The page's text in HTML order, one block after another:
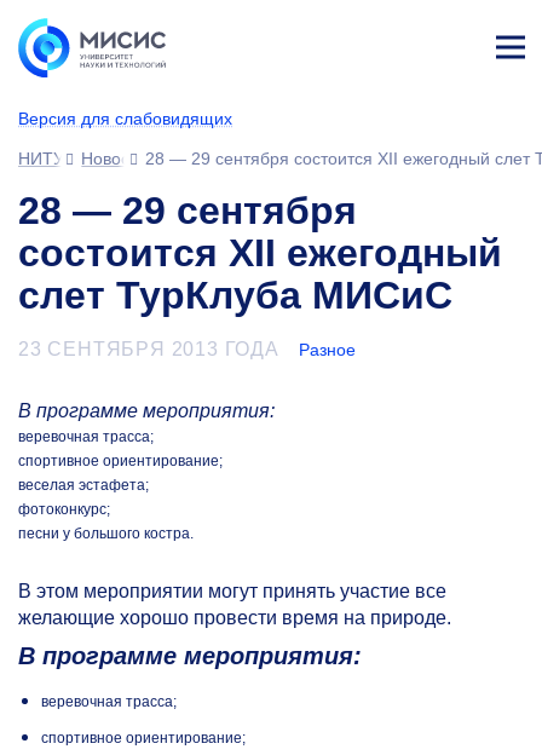
Версия для слабовидящих
ине
НИТУ МИСИС
Новости28 — 29 сентября состоится XII ежегодный
28 — 29 сентября
состоится XII ежегодный
слет ТурКлуба МИСиС
23 СЕНТЯБРЯ 2013 ГОДА Разное
В программе мероприятия:
веревочная трасса;
спортивное ориентирование;
веселая эстафета;
фотоконкурс;
песни у большого костра.
В этом мероприятии могут принять участие все
желающие хорошо провести время на природе.
В программе мероприятия:
веревочная трасса;
спортивное ориентирование;